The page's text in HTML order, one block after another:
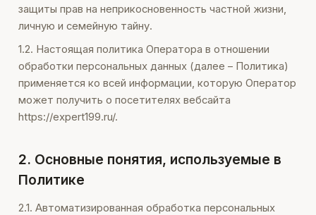
защиты прав на неприкосновенность частной жизни,
личную и семейную тайну.
1.2. Настоящая политика Оператора в отношении
обработки персональных данных (далее – Политика)
применяется ко всей информации, которую Оператор
может получить о посетителях вебсайта
https://expert199.ru/.
2. Основные понятия, используемые в
Политике
2.1. Автоматизированная обработка персональных